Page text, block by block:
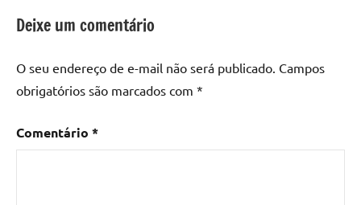
Deixe um comentário
O seu endereço de e-mail não será publicado. Campos
obrigatórios são marcados com *
Comentário *